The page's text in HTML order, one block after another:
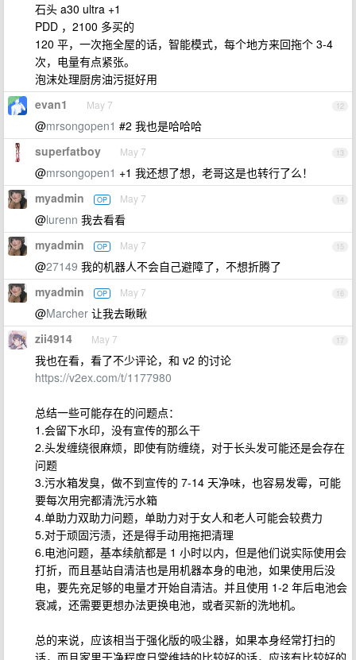
石头 a30 ultra +1
PDD ，2100 多买的
120 平，一次拖全屋的话，智能模式，每个地方来回拖个 3-4
次，电量有点紧张。
泡沫处理厨房油污挺好用
12
evan1 May 7
@mrsongopen1 #2 我也是哈哈哈
13
superfatboy May 7
@mrsongopen1 +1 我还想了想，老哥这是也转行了么！
14
myadmin OP May 7
@lurenn 我去看看
15
myadmin OP May 7
@27149 我的机器人不会自己避障了，不想折腾了
16
myadmin OP May 7
@Marcher 让我去瞅瞅
17
zii4914 May 7
我也在看，看了不少评论，和 v2 的讨论
https://v2ex.com/t/1177980
总结一些可能存在的问题点：
1.会留下水印，没有宣传的那么干
2.头发缠绕很麻烦，即使有防缠绕，对于长头发可能还是会存在
问题
3.污水箱发臭，做不到宣传的 7-14 天净味，也容易发霉，可能
要每次用完都清洗污水箱
4.单助力双助力问题，单助力对于女人和老人可能会较费力
5.对于顽固污渍，还是得手动用拖把清理
6.电池问题，基本续航都是 1 小时以内，但是他们说实际使用会
打折，而且基站自清洁也是用机器本身的电池，如果使用后没
电，要先充足够的电量才开始自清洁。并且使用 1-2 年后电池会
衰减，还需要更想办法更换电池，或者买新的洗地机。
总的来说，应该相当于强化版的吸尘器，如果本身经常打扫的